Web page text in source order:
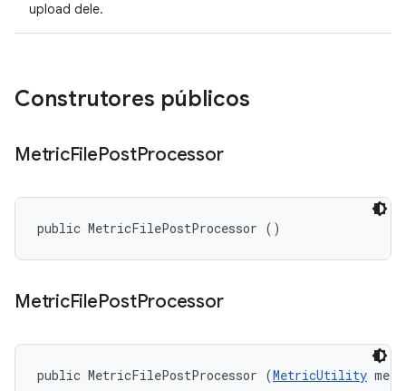
upload dele.
Construtores públicos
MetricFilePostProcessor
public MetricFilePostProcessor ()
MetricFilePostProcessor
public MetricFilePostProcessor (MetricUtility